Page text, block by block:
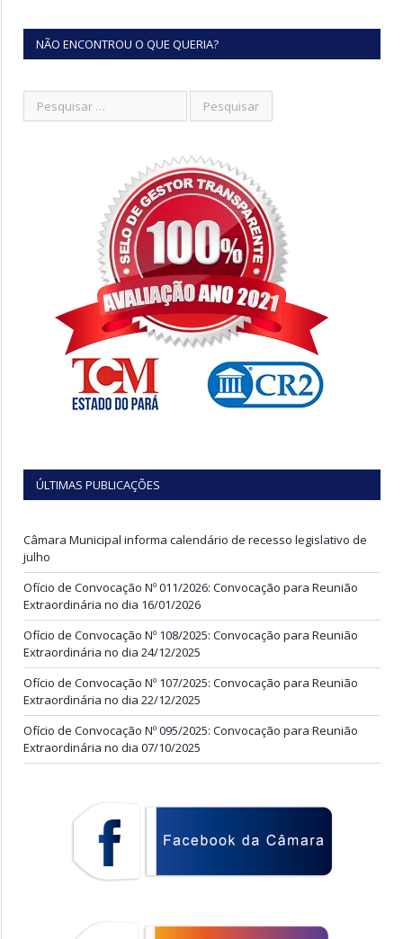
NÃO ENCONTROU O QUE QUERIA?
ÚLTIMAS PUBLICAÇÕES
Câmara Municipal informa calendário de recesso legislativo de
julho
Ofício de Convocação Nº 011/2026: Convocação para Reunião
Extraordinária no dia 16/01/2026
Ofício de Convocação Nº 108/2025: Convocação para Reunião
Extraordinária no dia 24/12/2025
Ofício de Convocação Nº 107/2025: Convocação para Reunião
Extraordinária no dia 22/12/2025
Ofício de Convocação Nº 095/2025: Convocação para Reunião
Extraordinária no dia 07/10/2025